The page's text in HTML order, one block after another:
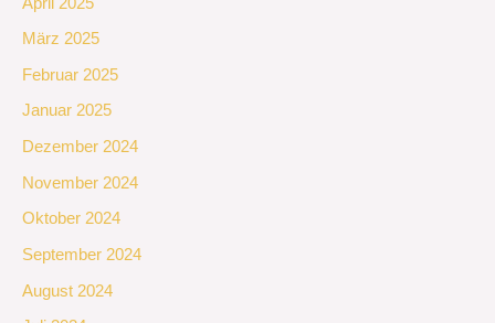
März 2025
Februar 2025
Januar 2025
Dezember 2024
November 2024
Oktober 2024
September 2024
August 2024